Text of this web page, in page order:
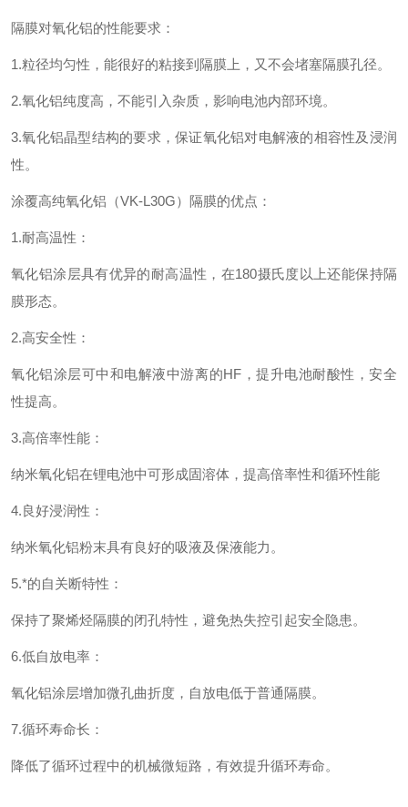
隔膜对氧化铝的性能要求：
1.粒径均匀性，能很好的粘接到隔膜上，又不会堵塞隔膜孔径。
2.氧化铝纯度高，不能引入杂质，影响电池内部环境。
3.氧化铝晶型结构的要求，保证氧化铝对电解液的相容性及浸润
性。
涂覆高纯氧化铝（VK-L30G）隔膜的优点：
1.耐高温性：
氧化铝涂层具有优异的耐高温性，在180摄氏度以上还能保持隔
膜形态。
2.高安全性：
氧化铝涂层可中和电解液中游离的HF，提升电池耐酸性，安全
性提高。
3.高倍率性能：
纳米氧化铝在锂电池中可形成固溶体，提高倍率性和循环性能
4.良好浸润性：
纳米氧化铝粉末具有良好的吸液及保液能力。
5.*的自关断特性：
保持了聚烯烃隔膜的闭孔特性，避免热失控引起安全隐患。
6.低自放电率：
氧化铝涂层增加微孔曲折度，自放电低于普通隔膜。
7.循环寿命长：
降低了循环过程中的机械微短路，有效提升循环寿命。